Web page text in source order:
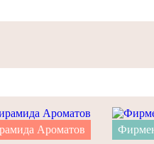
Ароматов